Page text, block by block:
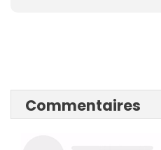
Commentaires